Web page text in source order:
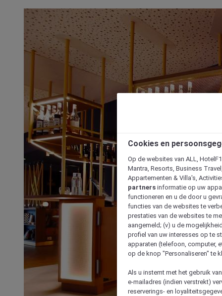
Cookies en
Op de websites van ALL,
Mantra, Resorts, Business
Appartementen & Villa's,
partners informatie op uw
functioneren en u de door u
functies van de websites te
prestaties van de websites te
aangemeld; (v) u de
profiel van uw interesses op te
apparaten (telefoon, computer,
op de knop "Personaliseren" te
Als u instemt met het gebruik
e-mailadres (indien verstrekt)
reserverings- en